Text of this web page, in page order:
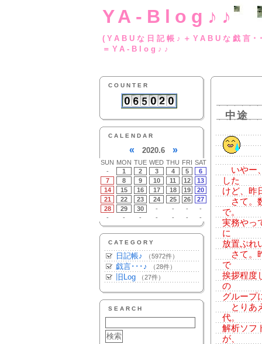
YA-Blog♪♪
(YABUな日記帳♪
＝YA-Blog♪♪
COUNTER
CALENDAR
« 2020.6 »
SUN MON TUE WED THU FRI SAT
-
1 2 3 4 5
6
7
8 9 10 11 12
13
14
15 16 17 18 19
20
21
22 23 24 25 26
27
28
29 30 - - -
-
-
- - - - - -
CATEGORY
日記帳♪ （5972件）
戯言･･･♪ （28件）
旧Log （27件）
SEARCH
中途
いやー
した
けど、昨
さて。
で。
実務やっ
に
放置ぷれ
さて。
で
挨拶程度
の
グループ
とりあ
代。
解析ソフ
が、